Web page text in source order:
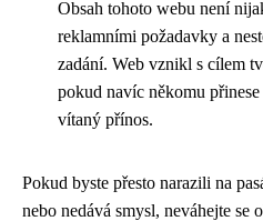
Obsah tohoto webu není
reklamními požadavky a
zadání. Web vznikl s cílem
pokud navíc někomu
vítaný přínos.
Pokud byste přesto narazili na
nebo nedává smysl, neváhejte se